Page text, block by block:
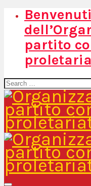
partito
Search
for: